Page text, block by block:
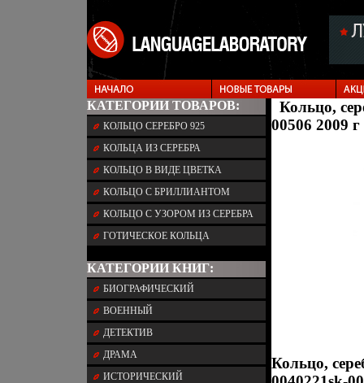
КАТЕГОРИИ ТОВАРОВ:
КОЛЬЦО СЕРЕБРО 925
КОЛЬЦА ИЗ СЕРЕБРА
КОЛЬЦО В ВИДЕ ЦВЕТКА
КОЛЬЦО С БРИЛЛИАНТОМ
КОЛЬЦО С УЗОРОМ ИЗ СЕРЕБРА
ГОТИЧЕСКОЕ КОЛЬЦА
КАТЕГОРИИ КНИГ:
БИОГРАФИЧЕСКИЙ
ВОЕННЫЙ
ДЕТЕКТИВ
ДРАМА
ИСТОРИЧЕСКИЙ
Кольцо,
00506 2009
Кольцо,